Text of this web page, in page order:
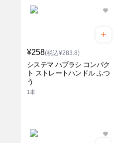
¥258(税込¥283.8)
システマ ハブラシ コンパク
ト ストレートハンドル ふつ
う
1本